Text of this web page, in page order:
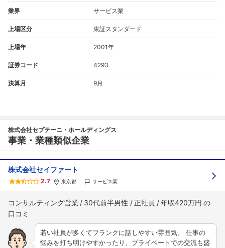
業界 サービス業
上場区分 東証スタンダード
上場年 2001年
証券コード 4293
決算月 9月
株式会社セプテーニ・ホールディングス
事業・業種類似企業
株式会社セイファート
2.7 東京都 サービス業
コンサルティング営業 30代前半男性 正社員 年収420万円
若い社員が多くてフランクに話しやすい雰囲気。 仕事の
悩みを打ち明けやすかったり、プライベートでの交流も盛